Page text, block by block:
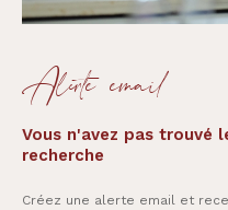
Alerte email
Vous n'avez pas trouvé
recherche
Créez une alerte email et